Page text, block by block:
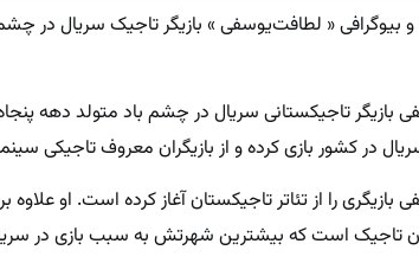
بیوگرافی « لطافت‌یوسفی » بازیگر تاجیک سریال در
بازیگر تاجیکستانی سریال در چشم باد متولد دهه
را از تئاتر تاجیکستان آغاز کرده است. او علاوه
تاجیک است که بیشترین شهرتش به سبب بازی در